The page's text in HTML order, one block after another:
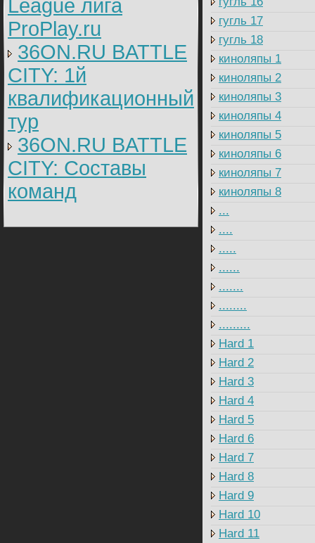
League лига
ProPlay.ru
36ON.RU BATTLE
CITY: 1й
квалификационный
тур
36ON.RU BATTLE
CITY: Составы
команд
гугль 17
гугль 18
киноляпы 1
киноляпы 2
киноляпы 3
киноляпы 4
киноляпы 5
киноляпы 6
киноляпы 7
киноляпы 8
...
....
.....
......
.......
........
.........
Hard 1
Hard 2
Hard 3
Hard 4
Hard 5
Hard 6
Hard 7
Hard 8
Hard 9
Hard 10
Hard 11